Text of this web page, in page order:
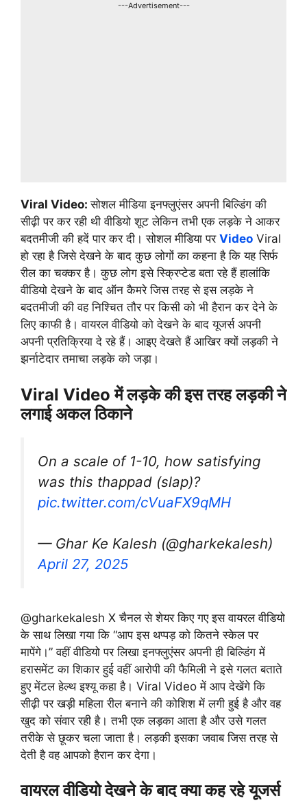
---Advertisement---
Viral Video:सोशल मीडिया इनफ्लुएंसर अपनी बिल्डिंग की
सीढ़ी पर कर रही थी वीडियो शूट लेकिन तभी एक लड़के ने आकर
बदतमीजी की हदें पार कर दी। सोशल मीडिया पर Video Viral
हो रहा है जिसे देखने के बाद कुछ लोगों का कहना है कि यह सिर्फ
रील का चक्कर है। कुछ लोग इसे स्क्रिप्टेड बता रहे हैं हालांकि
वीडियो देखने के बाद ऑन कैमरे जिस तरह से इस लड़के ने
बदतमीजी की वह निश्चित तौर पर किसी को भी हैरान कर देने के
लिए काफी है। वायरल वीडियो को देखने के बाद यूजर्स अपनी
अपनी प्रतिक्रिया दे रहे हैं। आइए देखते हैं आखिर क्यों लड़की ने
झर्नाटेदार तमाचा लड़के को जड़ा।
Viral Video में लड़के की इस तरह लड़की ने
लगाई अकल ठिकाने
On a scale of 1-10, how satisfying
was this thappad (slap)?
pic.twitter.com/cVuaFX9qMH
— Ghar Ke Kalesh (@gharkekalesh)
April 27, 2025
@gharkekalesh X चैनल से शेयर किए गए इस वायरल वीडियो
के साथ लिखा गया कि “आप इस थप्पड़ को कितने स्केल पर
मापेंगे।” वहीं वीडियो पर लिखा इनफ्लुएंसर अपनी ही बिल्डिंग में
हरासमेंट का शिकार हुई वहीं आरोपी की फैमिली ने इसे गलत बताते
हुए मेंटल हेल्थ इश्यू कहा है। Viral Video में आप देखेंगे कि
सीढ़ी पर खड़ी महिला रील बनाने की कोशिश में लगी हुई है और वह
खुद को संवार रही है। तभी एक लड़का आता है और उसे गलत
तरीके से छूकर चला जाता है। लड़की इसका जवाब जिस तरह से
देती है वह आपको हैरान कर देगा।
वायरल वीडियो देखने के बाद क्या कह रहे यूजर्स